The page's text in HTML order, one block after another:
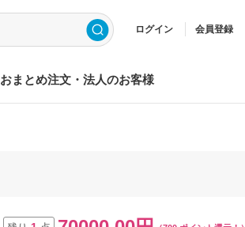
ログイン 会員登録
おまとめ注文・法人のお客様